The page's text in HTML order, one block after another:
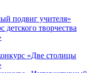
подвиг учителя»
творчества
«Две столицы